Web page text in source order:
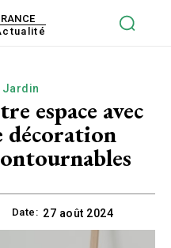
Jardin
espace avec
décoration
Date: 27 août 2024